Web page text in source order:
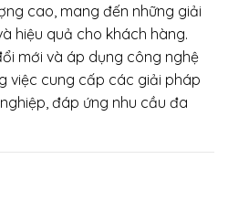
cao, mang đến những giải
hiệu quả cho khách hàng.
mới và áp dụng công nghệ
việc cung cấp các giải pháp
đáp ứng nhu cầu đa